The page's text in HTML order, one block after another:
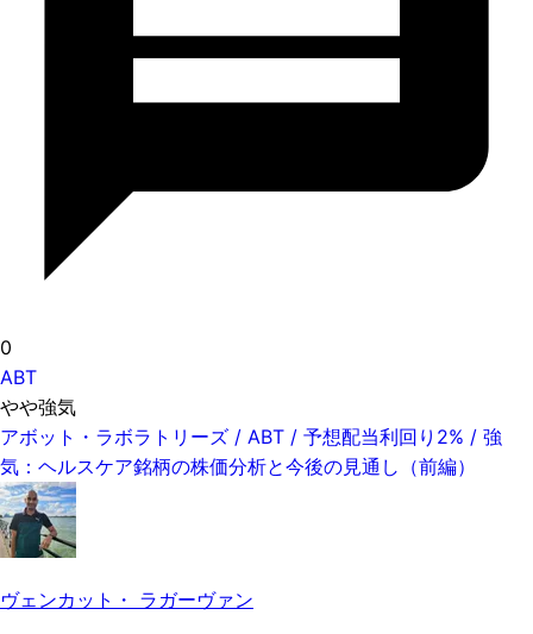
0
ABT
やや強気
アボット・ラボラトリーズ / ABT / 予想配当利回り2% / 強
気：ヘルスケア銘柄の株価分析と今後の見通し（前編）
ヴェンカット・ ラガーヴァン